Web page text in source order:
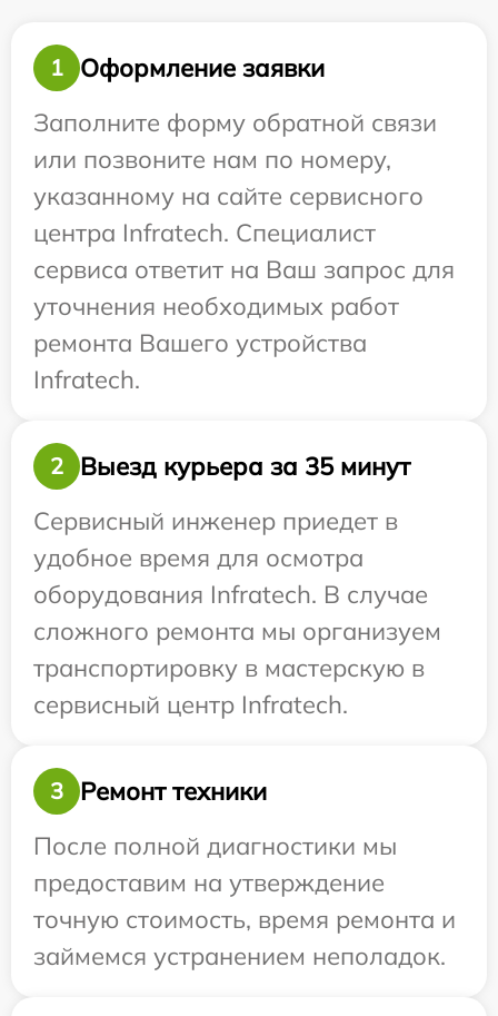
1
Оформление заявки
Заполните форму обратной связи
или позвоните нам по номеру,
указанному на сайте сервисного
центра Infratech. Специалист
сервиса ответит на Ваш запрос для
уточнения необходимых работ
ремонта Вашего устройства
Infratech.
2
Выезд курьера за 35 минут
Сервисный инженер приедет в
удобное время для осмотра
оборудования Infratech. В случае
сложного ремонта мы организуем
транспортировку в мастерскую в
сервисный центр Infratech.
3
Ремонт техники
После полной диагностики мы
предоставим на утверждение
точную стоимость, время ремонта и
займемся устранением неполадок.